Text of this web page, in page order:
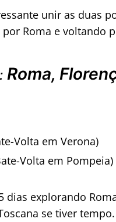
unir as duas
Roma e voltando
Roma,
Volta em Verona)
Volta em Pompeia)
dias explorando
se tiver tempo.